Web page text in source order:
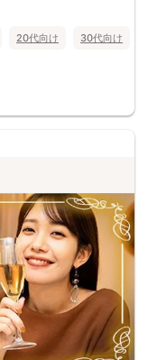
20代向け 30代向け